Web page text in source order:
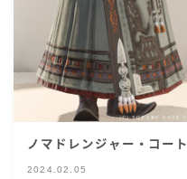
ノマドレンジャー・コート
2024.02.05